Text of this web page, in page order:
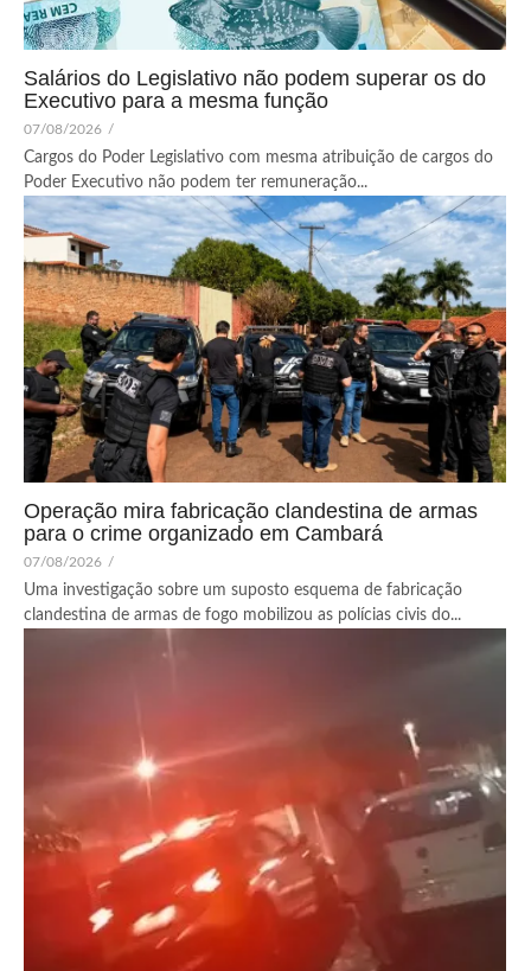
Salários do Legislativo não podem superar os do
Executivo para a mesma função
07/08/2026 /
Cargos do Poder Legislativo com mesma atribuição de cargos do
Poder Executivo não podem ter remuneração...
Operação mira fabricação clandestina de armas
para o crime organizado em Cambará
07/08/2026 /
Uma investigação sobre um suposto esquema de fabricação
clandestina de armas de fogo mobilizou as polícias civis do...